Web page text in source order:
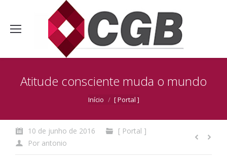
Atitude consciente muda o mundo
Início [ Portal ]
10 de junho de 2016
[ Portal ]
Por antonio